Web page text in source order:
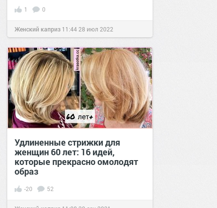
1 0
Женский каприз 11:44 28 июл 2022
Удлиненные стрижки для
женщин 60 лет: 16 идей,
которые прекрасно омолодят
образ
-20 52